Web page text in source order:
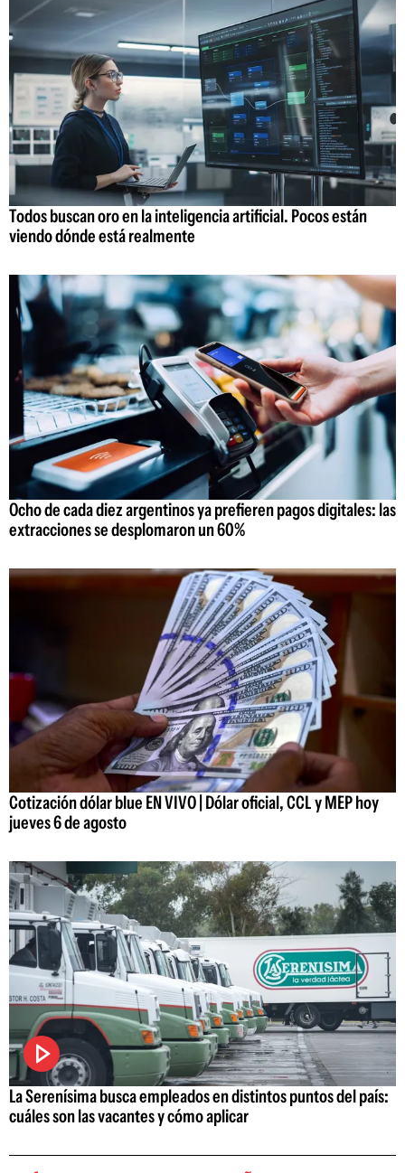
Todos buscan oro en la inteligencia artificial. Pocos están
viendo dónde está realmente
Ocho de cada diez argentinos ya prefieren pagos digitales: las
extracciones se desplomaron un 60%
Cotización dólar blue EN VIVO | Dólar oficial, CCL y MEP hoy
jueves 6 de agosto
La Serenísima busca empleados en distintos puntos del país:
cuáles son las vacantes y cómo aplicar